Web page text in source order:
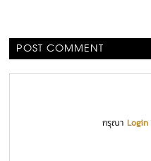
POST COMMENT
กรุณาLogin